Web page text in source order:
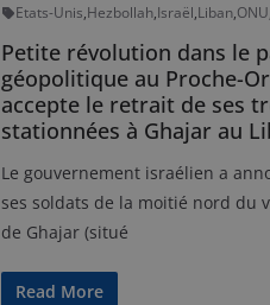
Etats-Unis,Hezbollah,Israël,Liban,ONU
Petite révolution dans le
géopolitique au Proche-
accepte le retrait de ses
stationnées à Ghajar au
Le gouvernement israélien a
ses soldats de la moitié nord du
de Ghajar (situé
Read More